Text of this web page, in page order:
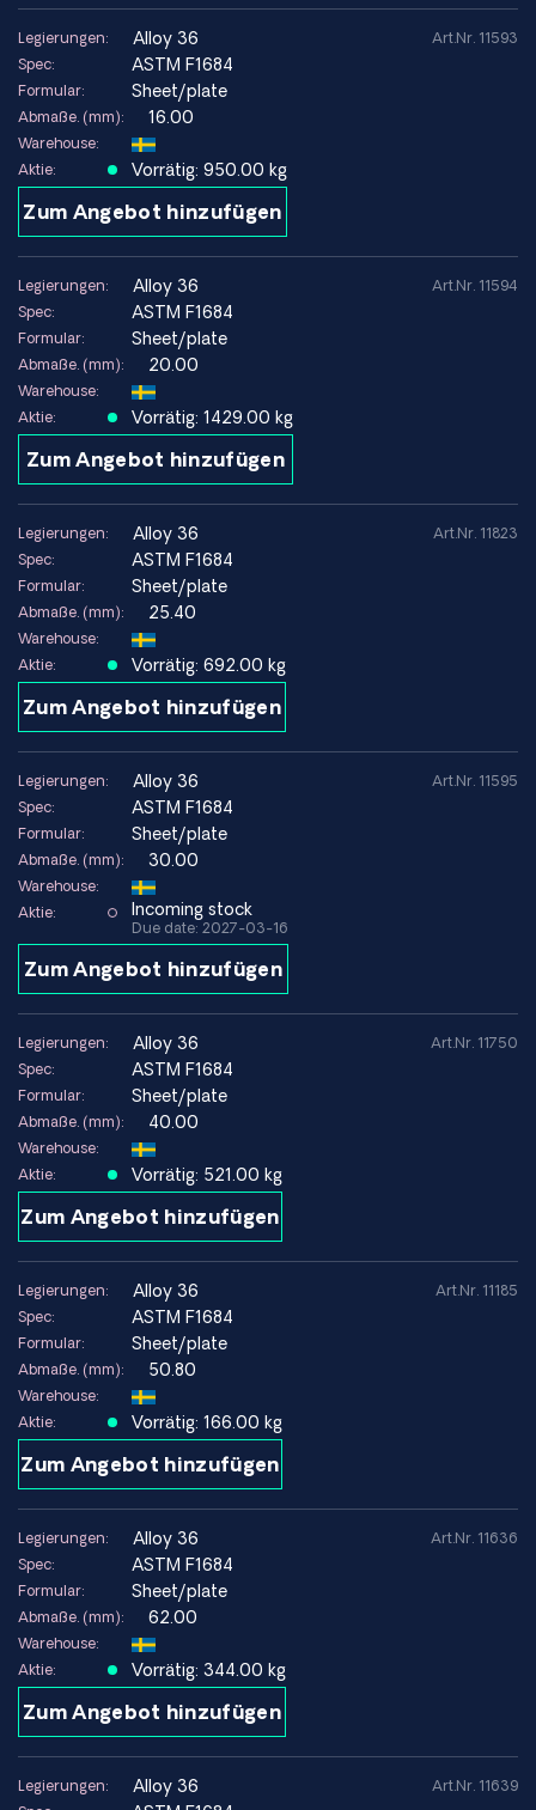
Typische Anwendungen
Luft- und Raumfahrt & Verbundwerkstoffwerkzeuge
Werkzeuge, Vorrichtungen und Formen für
Wärmeausdehnung eine bessere Toleranzkontrolle
ermöglicht.
Messtechnik & Referenzbauteile
Längennormale, Maßbänder, Lehren und Präzisionsteile.
Bauteile, bei denen Dimensionsstabilität über Zeit und
Temperatur hinweg entscheidend ist.
Kryotechnologie & Optik
Bauteile mit geringer Wärmeausdehnung in kryogenen
Systemen, Laser- und Optikanwendungen.
Wärmeausdehnung
Die Legierung 36 ist besonders bekannt für ihren niedrigen
Wärmeausdehnungskoeffizienten (CTE) bei
Raumtemperatur. Dadurch eignet sich das Material überall
dort, wo kleine Dimensionsänderungen Funktion, Passung
oder Messgenauigkeit beeinträchtigen können.
Umgebungen, in denen sich Alloy 36 bewährt:
Anwendungen, die eine geringe Wärmeausdehnung bei
Präzisionstechnik, Mess- und Referenzbauteile
Verbundwerkzeuge, bei denen Toleranzen bei
Temperaturänderungen eingehalten werden müssen
Kryogene Anwendungen, bei denen Dimensionsstabilität
wichtig ist
Zu vermeidende Umgebungen:
Stark korrosive Umgebungen ohne die richtige
Materialwahl/Oberflächenbehandlung
Anwendungen, die eine sehr geringe Ausdehnung weit
außerhalb des optimalen Temperaturbereichs der Legierung
erfordern
Technische Daten
Alternativer Name
UNS
Werkstoffnr.
Nickelgehalt
Dichte
Elastizitätsmodul
Wärmeausdehnungskoeffizient
(20–100 °C)
Schmelzpunkt
Spezifischer elektrischer
Widerstand
Legierungen: alloy 36
Spec: ASTM F1684
Formular: Sheet/plate
Abmaße. (mm): 16.00
Warehouse:
Aktie:
Vorrätig: 950.00 kg
Zum Angebot hinzufügen
Art.Nr. 11593
Legierungen: alloy 36
Spec: ASTM F1684
Formular: Sheet/plate
Abmaße. (mm): 20.00
Warehouse:
Aktie:
Vorrätig: 1429.00 kg
Zum Angebot hinzufügen
Art.Nr. 11594
Legierungen: alloy 36
Spec: ASTM F1684
Formular: Sheet/plate
Abmaße. (mm): 25.40
Warehouse:
Aktie:
Vorrätig: 692.00 kg
Zum Angebot hinzufügen
Art.Nr. 11823
Legierungen: alloy 36
Spec: ASTM F1684
Formular: Sheet/plate
Abmaße. (mm): 30.00
Warehouse:
Aktie:
Incoming stock
Due date: 2027-03-16
Zum Angebot hinzufügen
Art.Nr. 11595
Legierungen: alloy 36
Spec: ASTM F1684
Formular: Sheet/plate
Abmaße. (mm): 40.00
Warehouse:
Aktie:
Vorrätig: 521.00 kg
Zum Angebot hinzufügen
Art.Nr. 11750
Legierungen: alloy 36
Spec: ASTM F1684
Formular: Sheet/plate
Abmaße. (mm): 50.80
Warehouse:
Aktie:
Vorrätig: 166.00 kg
Zum Angebot hinzufügen
Art.Nr. 11185
Legierungen: alloy 36
Spec: ASTM F1684
Formular: Sheet/plate
Abmaße. (mm): 62.00
Warehouse:
Aktie:
Vorrätig: 344.00 kg
Zum Angebot hinzufügen
Art.Nr. 11636
Legierungen: alloy 36 Art.Nr. 11639